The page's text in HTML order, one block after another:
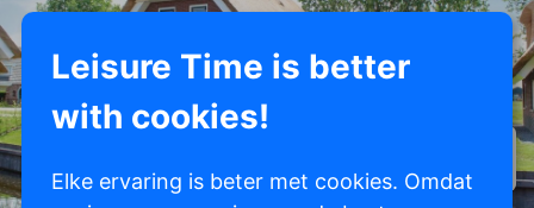
Leisure Time is better
with cookies!
Elke ervaring is beter met cookies. Omdat